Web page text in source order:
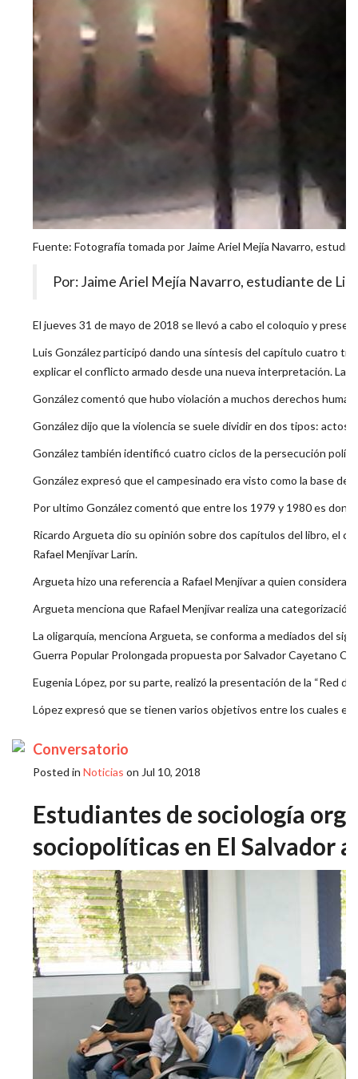
Fuente: Fotografía tomada por Jaime Ariel Mejía Navarro,
Por: Jaime Ariel Mejía Navarro, estudiante de
El jueves 31 de mayo de 2018 se llevó a cabo el coloquio y
Luis González participó dando una síntesis del capítulo cuatro
explicar el conflicto armado desde una nueva interpretación. La
González comentó que hubo violación a muchos derechos
González dijo que la violencia se suele dividir en dos tipos:
González también identificó cuatro ciclos de la persecución
González expresó que el campesinado era visto como la base
Por ultimo González comentó que entre los 1979 y 1980 es
Ricardo Argueta dio su opinión sobre dos capítulos del libro, el
Rafael Menjívar Larín.
Argueta hizo una referencia a Rafael Menjívar a quien considera
Argueta menciona que Rafael Menjívar realiza una
La oligarquía, menciona Argueta, se conforma a mediados del
Guerra Popular Prolongada propuesta por Salvador Cayetano
Eugenia López, por su parte, realizó la presentación de la “Red
López expresó que se tienen varios objetivos entre los cuales
Conversatorio
Posted in Noticias on Jul 10, 2018
Estudiantes de sociología
sociopolíticas en El Salvador